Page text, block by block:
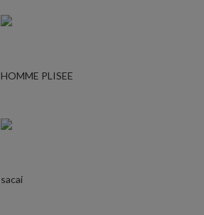
HOMME PLISEE
sacai